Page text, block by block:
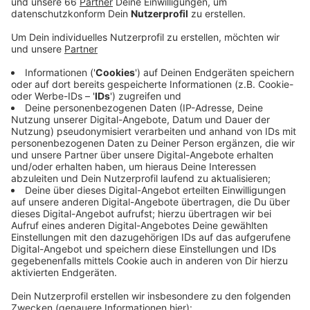
Angaben der Polizei heute Früh (21. Dezember,
6:40 Uhr) Hilfeschreie gehört und daraufhin die
Polizei gerufen.
Anzeige
Die Polizisten fanden dann den 43 jährigen
schwerverletzt. Er konnte den Beamten noch den
Namen seines Angreifers sagen, bevor er ins
Krankenhaus gebracht wurde. Daraufhin hatte ein
Spezialkommando sich auf den Weg zu dessen
Wohnung gemacht und konnte den Tatverdächtigen
dort festnehmen. Eine Mordkommission hat die
Ermittlungen aufgenommen. Wie und wieso der Angriff
taktischen Gründen nicht mitteilen.